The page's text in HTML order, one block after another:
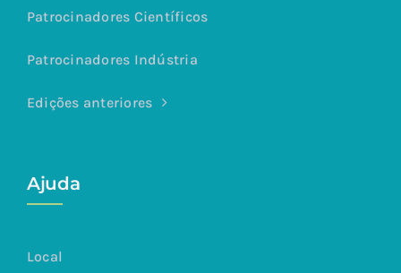
Patrocinadores Científicos
Patrocinadores Indústria
Edições anteriores
Ajuda
Local